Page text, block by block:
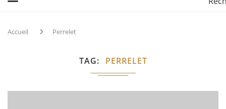
Accueil Perrelet
TAG PERRELET